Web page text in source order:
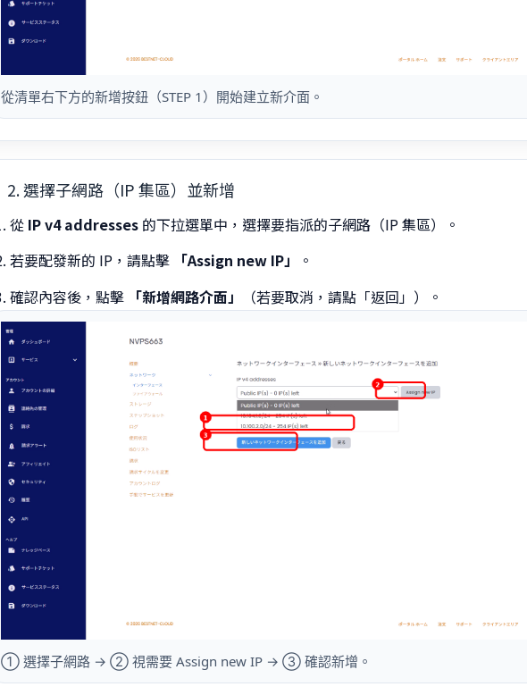
從清單右下方的新增按鈕（STEP 1）開始建立新介面。
2. 選擇子網路（IP 集區）並新增
從 IP v4 addresses的下拉選單中，選擇要指派的子網路（IP 集區）。
若要配發新的 IP，請點擊 「Assign new IP」
。
確認內容後，點擊 「新增網路介面」 （若要取消，請點「返回」）。
① 選擇子網路 → ② 視需要 Assign new IP → ③ 確認新增。